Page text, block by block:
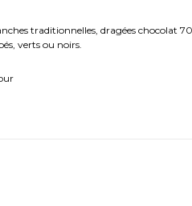
traditionnelles, dragées chocolat
verts ou noirs.